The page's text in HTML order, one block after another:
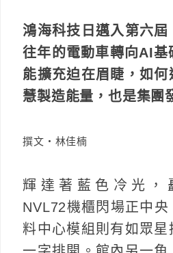
鴻海科技日邁入第六
往年的電動車轉向AI
能擴充迫在眉睫，如
慧製造能量，也是集團
撰文‧林佳楠
輝達著藍色冷光，
NVL72機櫃閃場正中
料中心模組則有如眾星